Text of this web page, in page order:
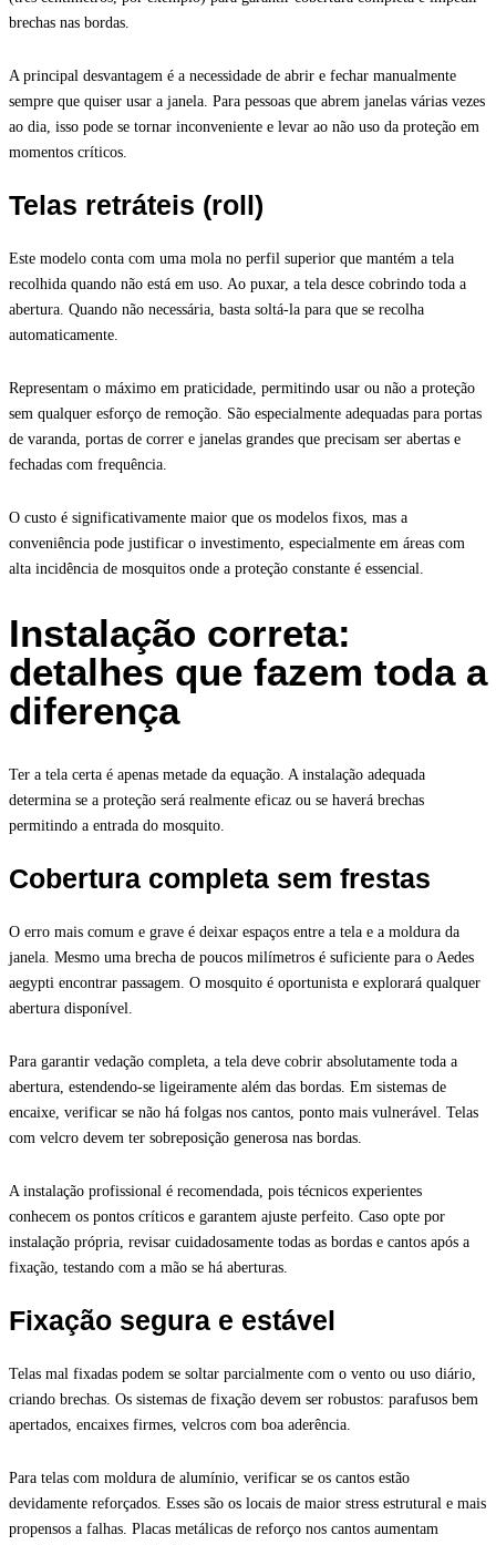
brechas nas bordas.
A principal desvantagem é a necessidade de abrir e fechar manualmente
sempre que quiser usar a janela. Para pessoas que abrem janelas várias vezes
ao dia, isso pode se tornar inconveniente e levar ao não uso da proteção em
momentos críticos.
Telas retráteis (roll)
Este modelo conta com uma mola no perfil superior que mantém a tela
recolhida quando não está em uso. Ao puxar, a tela desce cobrindo toda a
abertura. Quando não necessária, basta soltá-la para que se recolha
automaticamente.
Representam o máximo em praticidade, permitindo usar ou não a proteção
sem qualquer esforço de remoção. São especialmente adequadas para portas
de varanda, portas de correr e janelas grandes que precisam ser abertas e
fechadas com frequência.
O custo é significativamente maior que os modelos fixos, mas a
conveniência pode justificar o investimento, especialmente em áreas com
alta incidência de mosquitos onde a proteção constante é essencial.
Instalação correta:
detalhes que fazem toda a
diferença
Ter a tela certa é apenas metade da equação. A instalação adequada
determina se a proteção será realmente eficaz ou se haverá brechas
permitindo a entrada do mosquito.
Cobertura completa sem frestas
O erro mais comum e grave é deixar espaços entre a tela e a moldura da
janela. Mesmo uma brecha de poucos milímetros é suficiente para o Aedes
aegypti encontrar passagem. O mosquito é oportunista e explorará qualquer
abertura disponível.
Para garantir vedação completa, a tela deve cobrir absolutamente toda a
abertura, estendendo-se ligeiramente além das bordas. Em sistemas de
encaixe, verificar se não há folgas nos cantos, ponto mais vulnerável. Telas
com velcro devem ter sobreposição generosa nas bordas.
A instalação profissional é recomendada, pois técnicos experientes
conhecem os pontos críticos e garantem ajuste perfeito. Caso opte por
instalação própria, revisar cuidadosamente todas as bordas e cantos após a
fixação, testando com a mão se há aberturas.
Fixação segura e estável
Telas mal fixadas podem se soltar parcialmente com o vento ou uso diário,
criando brechas. Os sistemas de fixação devem ser robustos: parafusos bem
apertados, encaixes firmes, velcros com boa aderência.
Para telas com moldura de alumínio, verificar se os cantos estão
devidamente reforçados. Esses são os locais de maior stress estrutural e mais
propensos a falhas. Placas metálicas de reforço nos cantos aumentam